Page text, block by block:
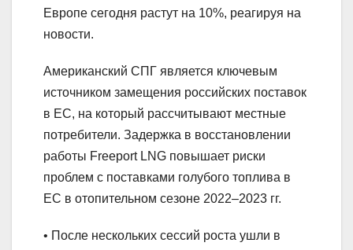
Европе сегодня растут на 10%, реагируя на
новости.
Американский СПГ является ключевым
источником замещения российских поставок
в ЕС, на который рассчитывают местные
потребители. Задержка в восстановлении
работы Freeport LNG повышает риски
проблем с поставками голубого топлива в
ЕС в отопительном сезоне 2022–2023 гг.
• После нескольких сессий роста ушли в